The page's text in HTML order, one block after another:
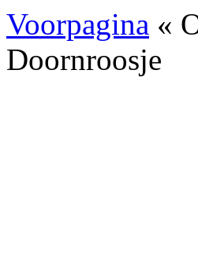
Voorpagina «
Doornroosje